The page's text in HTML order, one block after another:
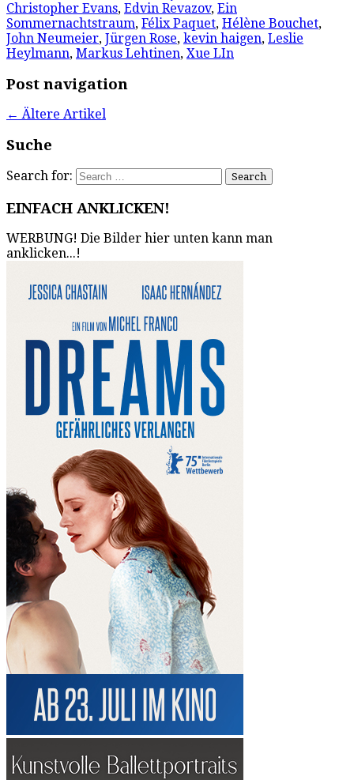
Christopher Evans, Edvin Revazov, Ein
Sommernachtstraum, Félix Paquet, Hélène Bouchet,
John Neumeier, Jürgen Rose, kevin haigen, Leslie
Heylmann, Markus Lehtinen, Xue LIn
Post navigation
← Ältere Artikel
Suche
Search for:
EINFACH ANKLICKEN!
WERBUNG! Die Bilder hier unten kann man
anklicken...!